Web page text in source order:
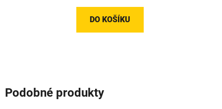
z
DO KOŠÍKU
Podobné produkty